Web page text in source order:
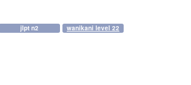
jlpt n2 wanikani level 22